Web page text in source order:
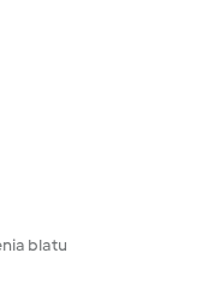
blatu